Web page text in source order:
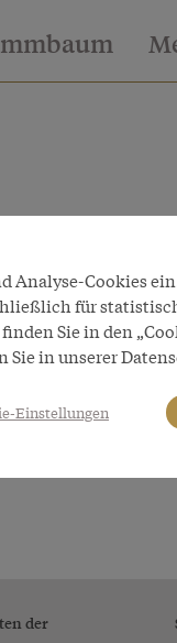
der
Analyse-Cookies
für
Sie in den
in unserer
Einstellungen